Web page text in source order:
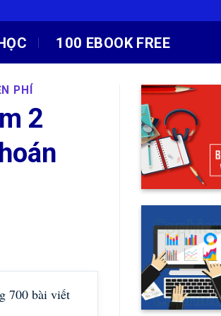
100 EBOOK FREE
PHÍ
2
700 bài viết